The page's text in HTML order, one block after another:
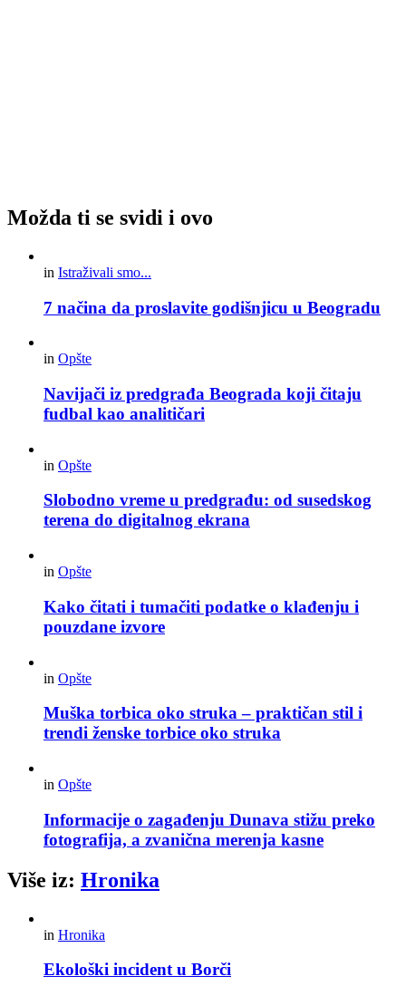
Možda ti se svidi i ovo
in Istraživali smo...
7 načina da proslavite godišnjicu u Beogradu
in Opšte
Navijači iz predgrađa Beograda koji čitaju
fudbal kao analitičari
in Opšte
Slobodno vreme u predgrađu: od susedskog
terena do digitalnog ekrana
in Opšte
Kako čitati i tumačiti podatke o klađenju i
pouzdane izvore
in Opšte
Muška torbica oko struka – praktičan stil i
trendi ženske torbice oko struka
in Opšte
Informacije o zagađenju Dunava stižu preko
fotografija, a zvanična merenja kasne
Više iz: Hronika
in Hronika
Ekološki incident u Borči